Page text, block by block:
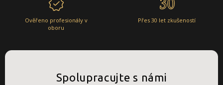
Ověřeno profesionály v
oboru
Přes 30 let zkušeností
Spolupracujte s námi